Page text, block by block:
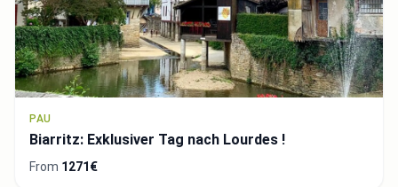
PAU
Biarritz: Exklusiver Tag nach Lourdes !
From 1271€